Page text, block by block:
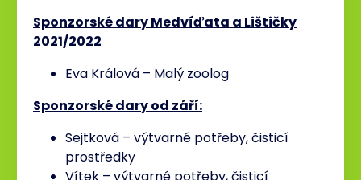
Sponzorské dary Medvíďata a Lištičky
2021/2022
Eva Králová – Malý zoolog
Sponzorské dary od září:
Sejtková – výtvarné potřeby, čisticí
prostředky